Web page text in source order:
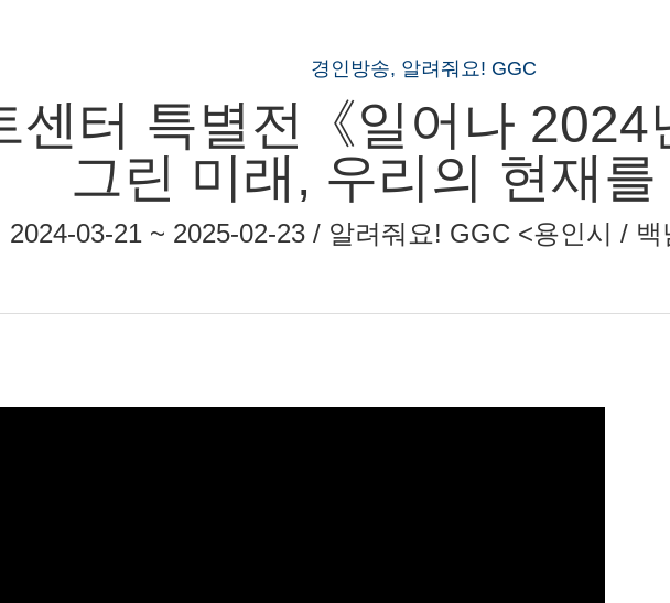
경인방송, 알려줘요! GGC
센터 특별전《일어나
그린 미래, 우리의 현재
2024-03-21 ~ 2025-02-23 / 알려줘요! GGC <용인시 /